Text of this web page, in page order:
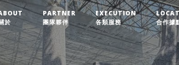
於
PARTNER
團隊夥伴
EXECUTION
各類服務
合作據